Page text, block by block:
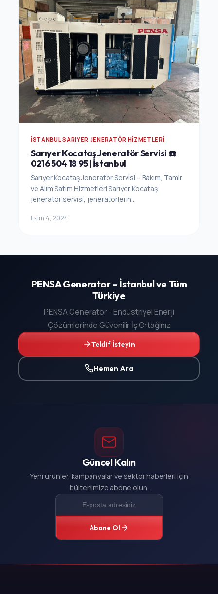
İSTANBUL SARIYER JENERATÖR HIZMETLERI
Sarıyer Kocataş Jeneratör Servisi ☎️
0216 504 18 95 | İstanbul
Sarıyer Kocataş Jeneratör Servisi – Bakım, Tamir
ve Alım Satım Hizmetleri Sarıyer Kocataş
jeneratör servisi, jeneratörlerin...
Ekim 4, 2024
PENSA Generator – İstanbul ve Tüm
Türkiye
PENSA Generator - Endüstriyel Enerji
Çözümlerinde Güvenilir İş Ortağınız
Teklif İsteyin
Hemen Ara
Güncel Kalın
Yeni ürünler, kampanyalar ve sektör haberleri için
bültenimize abone olun.
Abone Ol